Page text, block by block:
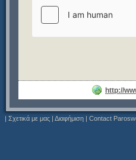
http://
| Σχετικά με μας | Διαφήμιση | Contact